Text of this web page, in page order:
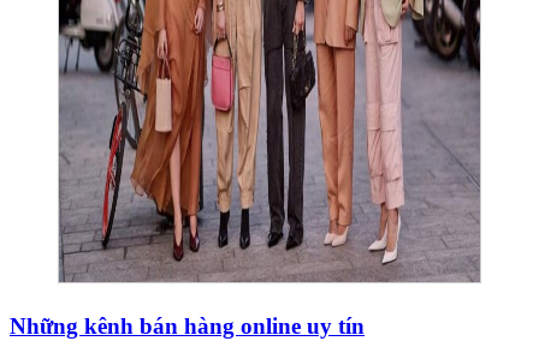
Những kênh bán hàng online uy tín